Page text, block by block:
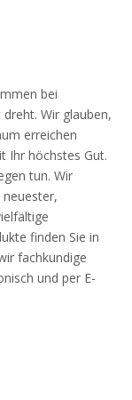
bei
Wir glauben,
erreichen
Ihr höchstes Gut.
tun. Wir
finden Sie in
fachkundige
und per E-